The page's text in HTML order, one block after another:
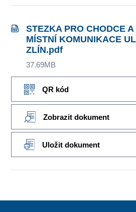
STEZKA PRO CHODCE
MÍSTNÍ KOMUNIKACE
ZLÍN.pdf
37.69MB
QR kód
Zobrazit dokument
Uložit dokument